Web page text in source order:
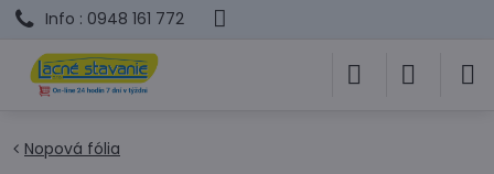
Info : 0948 161 772
Nopová fólia